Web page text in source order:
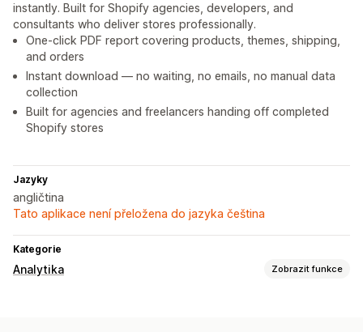
instantly. Built for Shopify agencies, developers, and
consultants who deliver stores professionally.
One-click PDF report covering products, themes, shipping,
and orders
Instant download — no waiting, no emails, no manual data
collection
Built for agencies and freelancers handing off completed
Shopify stores
Jazyky
angličtina
Tato aplikace není přeložena do jazyka čeština
Kategorie
Analytika Zobrazit funkce